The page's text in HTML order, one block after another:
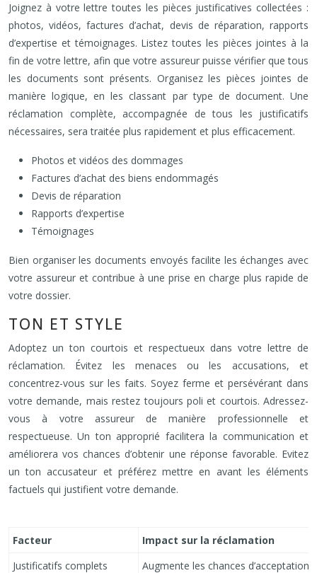
Joignez à votre lettre toutes les pièces justificatives collectées :
photos, vidéos, factures d’achat, devis de réparation, rapports
d’expertise et témoignages. Listez toutes les pièces jointes à la
fin de votre lettre, afin que votre assureur puisse vérifier que tous
les documents sont présents. Organisez les pièces jointes de
manière logique, en les classant par type de document. Une
réclamation complète, accompagnée de tous les justificatifs
nécessaires, sera traitée plus rapidement et plus efficacement.
Photos et vidéos des dommages
Factures d’achat des biens endommagés
Devis de réparation
Rapports d’expertise
Témoignages
Bien organiser les documents envoyés facilite les échanges avec
votre assureur et contribue à une prise en charge plus rapide de
votre dossier.
TON ET STYLE
Adoptez un ton courtois et respectueux dans votre lettre de
réclamation. Évitez les menaces ou les accusations, et
concentrez-vous sur les faits. Soyez ferme et persévérant dans
votre demande, mais restez toujours poli et courtois. Adressez-
vous à votre assureur de manière professionnelle et
respectueuse. Un ton approprié facilitera la communication et
améliorera vos chances d’obtenir une réponse favorable. Evitez
un ton accusateur et préférez mettre en avant les éléments
factuels qui justifient votre demande.
Facteur
Impact sur la réclamation
Justificatifs complets
Augmente les chances d’acceptation